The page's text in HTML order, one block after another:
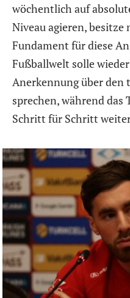
wöchentlich auf
Niveau agieren, besitze
Fundament für diese
Fußballwelt solle
Anerkennung über den
sprechen, während
Schritt für Schritt